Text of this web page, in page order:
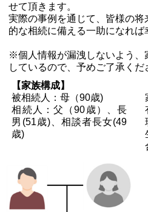
せて頂きます。
実際の事例を通じて、皆様の将
的な相続に備える一助になれば
※個人情報が漏洩しないよう、
しているので、予めご了承くだ
【家族構成】
被相続人：母（90歳)
相続人：父（90歳）、長
男(51歳)、相談者長女(49
歳)